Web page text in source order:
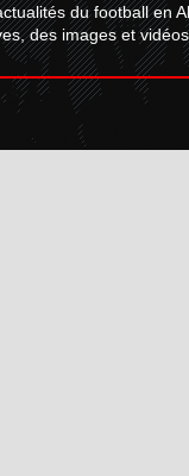
du football en
des images et